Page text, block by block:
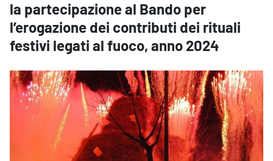
la partecipazione al Bando per
l’erogazione dei contributi dei rituali
festivi legati al fuoco, anno 2024